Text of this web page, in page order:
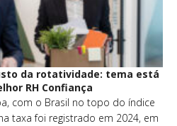
da rotatividade: tema está
RH Confiança
com o Brasil no topo do índice
taxa foi registrado em 2024, em